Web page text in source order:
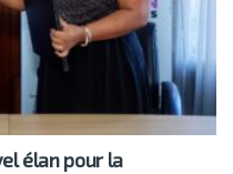
élan pour la